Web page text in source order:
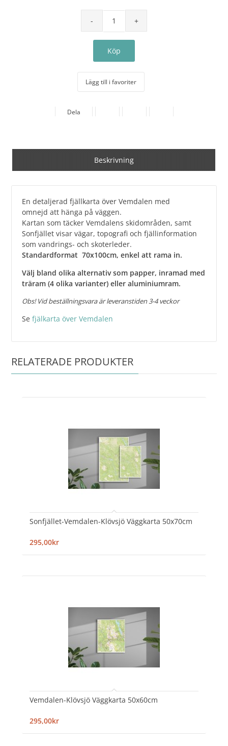
Lägg till i favoriter
Dela
Beskrivning
En detaljerad fjällkarta över Vemdalen med
omnejd att hänga på väggen.
Kartan som täcker Vemdalens skidområden, samt
Sonfjället visar vägar, topografi och fjällinformation
som vandrings- och skoterleder.
Standardformat 70x100cm, enkel att rama in.
Välj bland olika alternativ som papper, inramad med
träram (4 olika varianter) eller aluminiumram.
Obs! Vid beställningsvara är leveranstiden 3-4 veckor
Sefjälkarta över Vemdalen
RELATERADE PRODUKTER
Sonfjället-Vemdalen-Klövsjö Väggkarta 50x70cm
295,00kr
Vemdalen-Klövsjö Väggkarta 50x60cm
295,00kr